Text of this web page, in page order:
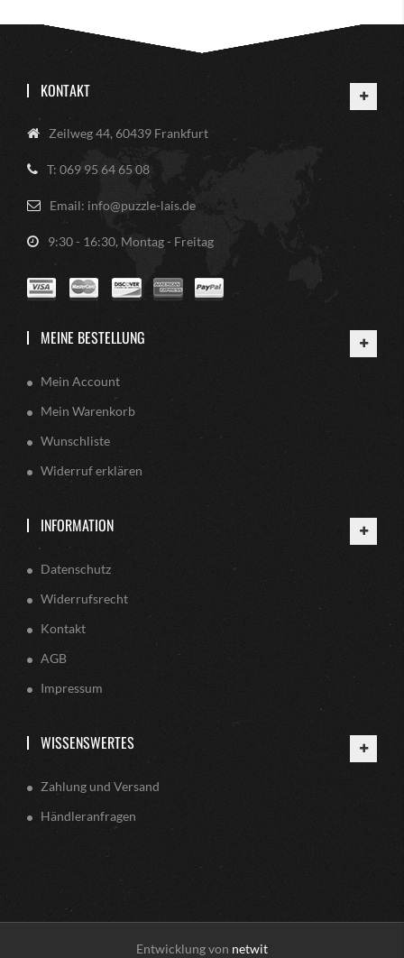
KONTAKT
Zeilweg 44, 60439 Frankfurt
T: 069 95 64 65 08
Email: info@puzzle-lais.de
9:30 - 16:30, Montag - Freitag
MEINE BESTELLUNG
Mein Account
Mein Warenkorb
Wunschliste
Widerruf erklären
INFORMATION
Datenschutz
Widerrufsrecht
Kontakt
AGB
Impressum
WISSENSWERTES
Zahlung und Versand
Händleranfragen
Entwicklung von netwit